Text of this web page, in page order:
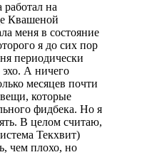
работал на
Квашеной
меня в состояние
я до сих пор
периодически
эхо. А ничего
месяцев почти
которые
фидбека. Но я
В целом считаю,
Текхвит)
чем плохо, но